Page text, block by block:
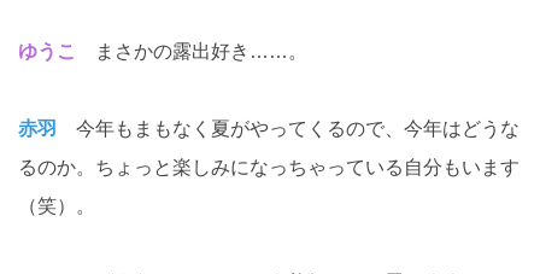
ゆうこ まさかの露出好き……。
赤羽
今年もまもなく夏がやってくるので、今年はどうな
るのか。ちょっと楽しみになっちゃっている自分もいます
（笑）。